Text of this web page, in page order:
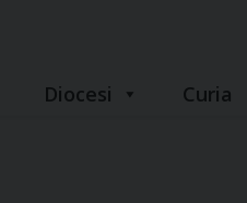
Diocesi Curia